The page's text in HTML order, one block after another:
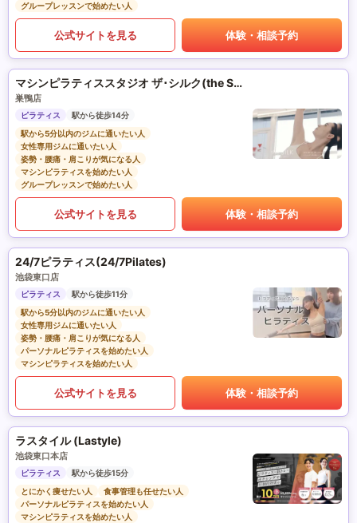
グループレッスンで始めたい人
公式サイトを見る 体験・相談予約
マシンピラティススタジオ ザ･シルク(the SILK)
巣鴨店
ピラティス
駅から徒歩14分
駅から5分以内のジムに通いたい人
女性専用ジムに通いたい人
姿勢・腰痛・肩こりが気になる人
マシンピラティスを始めたい人
グループレッスンで始めたい人
公式サイトを見る 体験・相談予約
24/7ピラティス(24/7Pilates)
池袋東口店
ピラティス
駅から徒歩11分
駅から5分以内のジムに通いたい人
女性専用ジムに通いたい人
姿勢・腰痛・肩こりが気になる人
パーソナルピラティスを始めたい人
マシンピラティスを始めたい人
公式サイトを見る 体験・相談予約
ラスタイル (Lastyle)
池袋東口本店
ピラティス
駅から徒歩15分
とにかく痩せたい人
食事管理も任せたい人
パーソナルピラティスを始めたい人
マシンピラティスを始めたい人